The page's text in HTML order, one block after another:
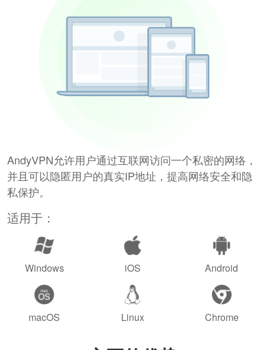
AndyVPN允许用户通过互联网访问一个私密的网络，
并且可以隐匿用户的真实IP地址，提高网络安全和隐
私保护。
适用于：
Windows iOS Android
macOS Linux Chrome